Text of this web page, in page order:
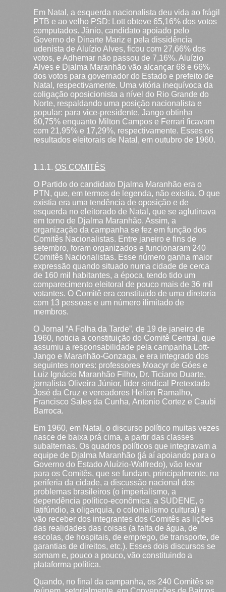
Em Natal, a esquerda nacionalista deu vida ao frágil
PTB e ao velho PSD: Lott obteve 65,16% dos votos
computados. Jânio, candidato apoiado pelo
Governo de Dinarte Mariz e pela dissidência
udenista de Aluízio Alves, ficou com 27,66% dos
votos, e Adhemar não passou de 7,16%. Aluízio
Alves e Djalma Maranhão vão alcançar 68 e 66%
dos votos para governador do Estado e prefeito de
Natal, respectivamente. Uma vitória inequívoca da
coligação oposicionista a nível do Rio Grande do
Norte, respaldando uma posição nacionalista e
popular: para vice-presidente, Jango obtinha
60,75% enquanto Milton Campos e Ferrari ficavam
com 21,95% e 17,29%, respectivamente. Esses os
resultados eleitorais de Natal, em outubro de 1960.
1.1.1. OS COMITÊS
O Partido do candidato Djalma Maranhão era o
PTN, que, em termos de legenda, não existia. O que
existia era uma tendência de oposição e de
esquerda no eleitorado de Natal, que se aglutinava
em torno de Djalma Maranhão. Assim, a
organização da campanha se fez em função dos
Comitês Nacionalistas. Entre janeiro e fins de
setembro, foram organizados e funcionaram 240
Comitês Nacionalistas. Esse número ganha maior
expressão quando situado numa cidade de cerca
de 160 mil habitantes, a época, tendo tido um
comparecimento eleitoral de pouco mais de 36 mil
votantes. O Comitê era constituído de uma diretoria
com 13 pessoas e um número ilimitado de
membros.
O Jornal “A Folha da Tarde”, de 19 de janeiro de
1960, noticia a constituição do Comitê Central, que
assumiu a responsabilidade pela campanha Lott-
Jango e Maranhão-Gonzaga, e era integrado dos
seguintes nomes: professores Moacyr de Góes e
Luiz Ignácio Maranhão Filho, Dr. Ticiano Duarte,
jornalista Oliveira Júnior, líder sindical Pretextado
José da Cruz e vereadores Helion Ramalho,
Francisco Sales da Cunha, Antonio Cortez e Caubi
Barroca.
Em 1960, em Natal, o discurso político muitas vezes
nasce de baixa prá cima, a partir das classes
subalternas. Os quadros políticos que integravam a
equipe de Djalma Maranhão (já aí apoiando para o
Governo do Estado Aluízio-Walfredo), vão levar
para os Comitês, que se fundam, principalmente, na
periferia da cidade, a discussão nacional dos
problemas brasileiros (o imperialismo, a
dependência político-econômica, a SUDENE, o
latifúndio, a oligarquia, o colonialismo cultural) e
vão receber dos integrantes dos Comitês as lições
das realidades das coisas (a falta de água, de
escolas, de hospitais, de emprego, de transporte, de
garantias de direitos, etc.). Esses dois discursos se
somam e, pouco a pouco, vão constituindo a
plataforma política.
Quando, no final da campanha, os 240 Comitês se